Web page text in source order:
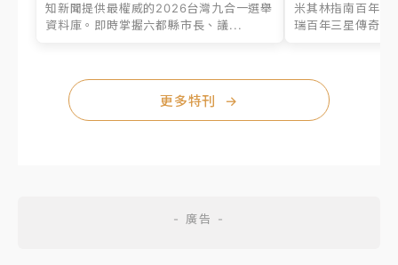
知新聞提供最權威的2026台灣九合一選舉
資料庫。即時掌握六都縣市長、議...
米其林指南百年之
瑞百年三星傳奇、
更多特刊 →